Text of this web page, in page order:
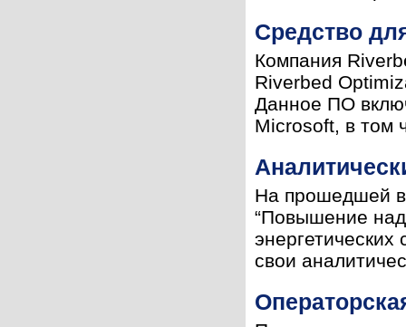
Средство
Компания
Riverbed
Данное ПО
Microsoft, в том
На прошедшей в
“Повышение
энергетических
свои